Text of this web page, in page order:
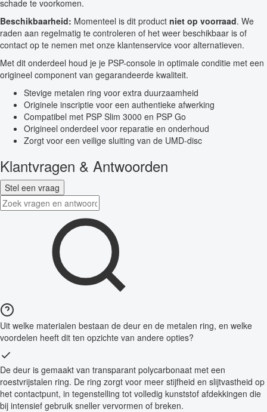
schade te voorkomen.
Beschikbaarheid: Momenteel is dit product niet op voorraad. We
raden aan regelmatig te controleren of het weer beschikbaar is of
contact op te nemen met onze klantenservice voor alternatieven.
Met dit onderdeel houd je je PSP-console in optimale conditie met een
origineel component van gegarandeerde kwaliteit.
Stevige metalen ring voor extra duurzaamheid
Originele inscriptie voor een authentieke afwerking
Compatibel met PSP Slim 3000 en PSP Go
Origineel onderdeel voor reparatie en onderhoud
Zorgt voor een veilige sluiting van de UMD-disc
Klantvragen & Antwoorden
Stel een vraag
Uit welke materialen bestaan de deur en de metalen ring, en welke
voordelen heeft dit ten opzichte van andere opties?
De deur is gemaakt van transparant polycarbonaat met een
roestvrijstalen ring. De ring zorgt voor meer stijfheid en slijtvastheid op
het contactpunt, in tegenstelling tot volledig kunststof afdekkingen die
bij intensief gebruik sneller vervormen of breken.